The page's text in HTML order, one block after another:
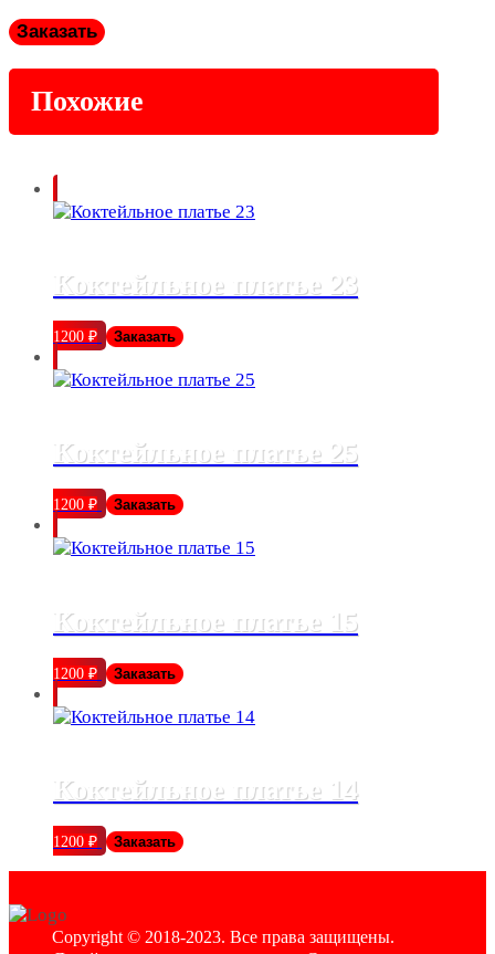
Заказать
Похожие
Коктейльное платье 23
1200 ₽ Заказать
Коктейльное платье 25
1200 ₽ Заказать
Коктейльное платье 15
1200 ₽ Заказать
Коктейльное платье 14
1200 ₽ Заказать
Copyright © 2018-2023. Все права защищены.